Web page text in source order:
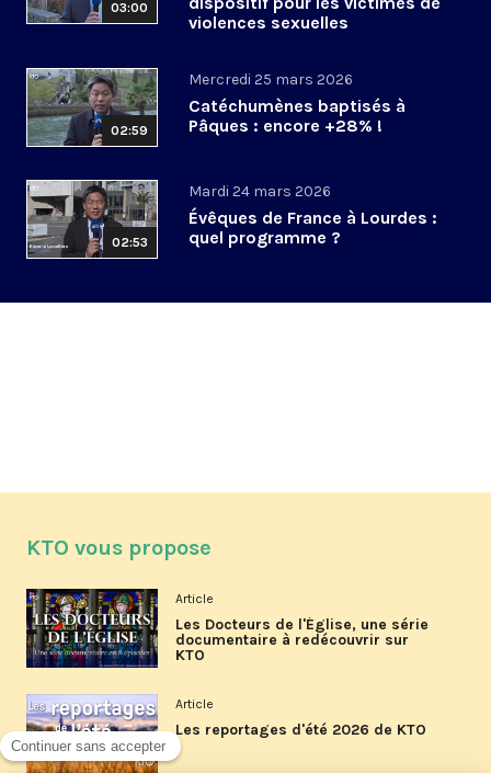
03:00
violences sexuelles
02:59
Mercredi 25 mars 2026
Catéchumènes baptisés à
Pâques : encore +28% !
02:53
Mardi 24 mars 2026
Évêques de France à Lourdes :
quel programme ?
KTO vous propose
Article
Les Docteurs de l'Église, une série
documentaire à redécouvrir sur
KTO
Article
Les reportages d'été 2026 de KTO